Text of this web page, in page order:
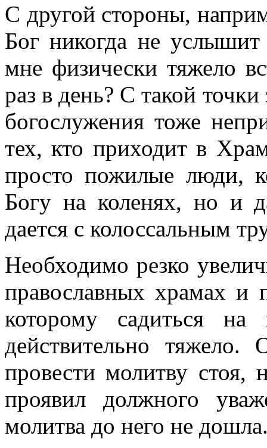
С другой стороны,
Бог никогда не
мне физически тяжело
раз в день? С такой
богослужения тоже
тех, кто приходит в
просто пожилые люди,
Богу на коленях, но и
дается с колоссальным
Необходимо резко
православных храмах и
которому садиться
действительно
провести молитву стоя,
проявил должного
молитва до него не